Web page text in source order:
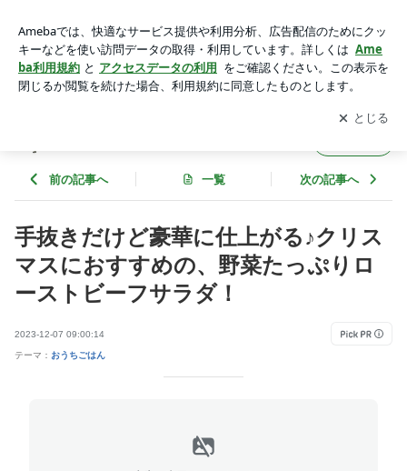
たっぷりローストビーフサラダ！ | ゆうき酒場
アプリをダウンロードして ブログの更新通知
を受け取りまし
ょう。
開く
前の記事へ 一覧 次の記事へ
手抜きだけど豪華に仕上がる♪クリス
マスにおすすめの、野菜たっぷりロ
ーストビーフサラダ！
2023-12-07 09:00:14
テーマ： おうちごはん